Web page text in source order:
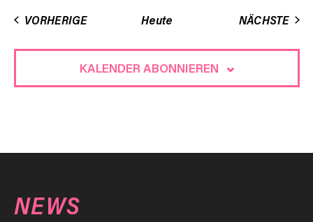
VORHERIGE Heute NÄCHSTE
KALENDER ABONNIEREN
NEWS